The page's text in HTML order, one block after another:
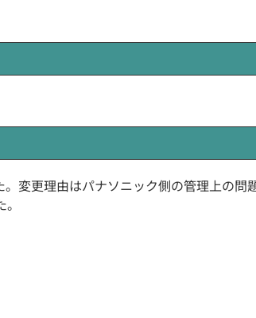
変更理由はパナソニック側の管理上の問